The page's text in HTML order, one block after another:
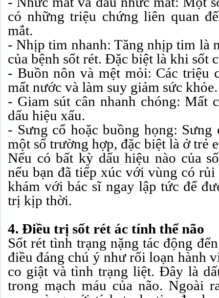
có những triệu chứng liên quan
mắt.
- Nhịp tim nhanh: Tăng nhịp tim là
của bệnh sốt rét. Đặc biệt là khi sốt
- Buồn nôn và mệt mỏi: Các triệu
mất nước và làm suy giảm sức khỏe.
- Giam sút cân nhanh chóng: Mất
dấu hiệu xấu.
- Sưng cổ hoặc buồng họng:
một số trường hợp, đặc biệt là ở trẻ
Nếu có bất kỳ dấu hiệu nào của
nếu bạn đã tiếp xúc với vùng có
khám với bác sĩ ngay lập tức để
trị kịp thời.
4. Điều trị sốt rét ác tính thể não
Sốt rét tình trạng nặng tác động
điều đáng chú ý như rối loạn hành
co giật và tình trạng liệt. Đây là
trong mạch máu của não. Ngoài